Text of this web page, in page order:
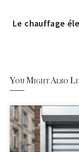
Le chauffage
You Might Also